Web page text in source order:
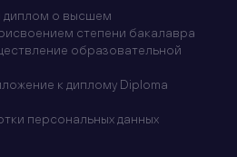
диплом о высшем
степени бакалавра
образовательной
к диплому Diploma
персональных данных